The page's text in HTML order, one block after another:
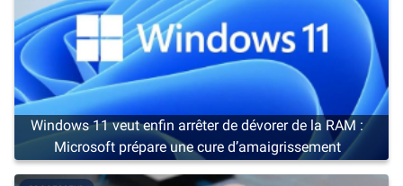
Windows 11 veut enfin arrêter de dévorer de la RAM :
Microsoft prépare une cure d’amaigrissement